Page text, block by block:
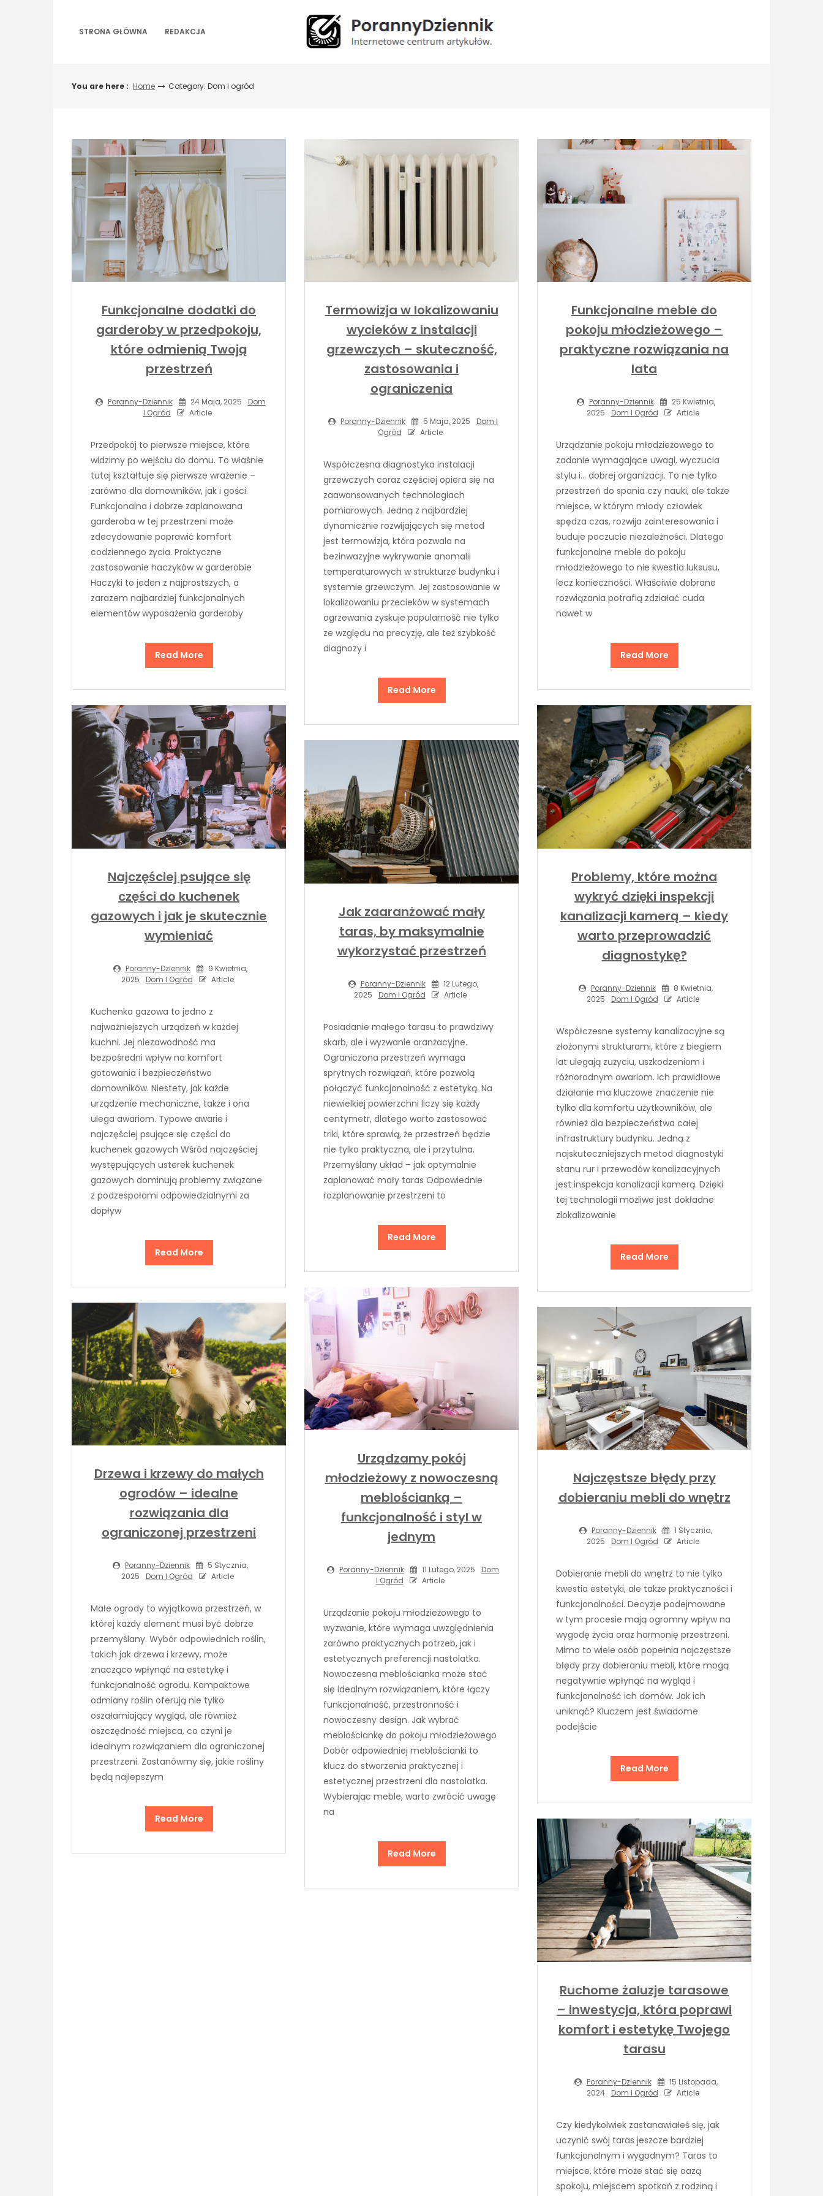
STRONA GŁÓWNA REDAKCJA
You are here : Home Category: Dom i ogród
Funkcjonalne dodatki do
garderoby w przedpokoju,
które odmienią Twoją
przestrzeń
Poranny-Dziennik 24 Maja, 2025
Dom
I Ogród
Article
Przedpokój to pierwsze miejsce, które
widzimy po wejściu do domu. To właśnie
tutaj kształtuje się pierwsze wrażenie –
zarówno dla domowników, jak i gości.
Funkcjonalna i dobrze zaplanowana
garderoba w tej przestrzeni może
zdecydowanie poprawić komfort
codziennego życia. Praktyczne
zastosowanie haczyków w garderobie
Haczyki to jeden z najprostszych, a
zarazem najbardziej funkcjonalnych
elementów wyposażenia garderoby
Read More
Termowizja w lokalizowaniu
wycieków z instalacji
grzewczych – skuteczność,
zastosowania i
ograniczenia
Poranny-Dziennik 5 Maja, 2025
Dom I
Ogród
Article
Współczesna diagnostyka instalacji
grzewczych coraz częściej opiera się na
zaawansowanych technologiach
pomiarowych. Jedną z najbardziej
dynamicznie rozwijających się metod
jest termowizja, która pozwala na
bezinwazyjne wykrywanie anomalii
temperaturowych w strukturze budynku i
systemie grzewczym. Jej zastosowanie w
lokalizowaniu przecieków w systemach
ogrzewania zyskuje popularność nie tylko
ze względu na precyzję, ale też szybkość
diagnozy i
Read More
Funkcjonalne meble do
pokoju młodzieżowego –
praktyczne rozwiązania na
lata
Poranny-Dziennik
25 Kwietnia,
2025
Dom I Ogród Article
Urządzanie pokoju młodzieżowego to
zadanie wymagające uwagi, wyczucia
stylu i… dobrej organizacji. To nie tylko
przestrzeń do spania czy nauki, ale także
miejsce, w którym młody człowiek
spędza czas, rozwija zainteresowania i
buduje poczucie niezależności. Dlatego
funkcjonalne meble do pokoju
młodzieżowego to nie kwestia luksusu,
lecz konieczności. Właściwie dobrane
rozwiązania potrafią zdziałać cuda
nawet w
Read More
Najczęściej psujące się
części do kuchenek
gazowych i jak je skutecznie
wymieniać
Poranny-Dziennik
9 Kwietnia,
2025
Dom I Ogród Article
Kuchenka gazowa to jedno z
najważniejszych urządzeń w każdej
kuchni. Jej niezawodność ma
bezpośredni wpływ na komfort
gotowania i bezpieczeństwo
domowników. Niestety, jak każde
urządzenie mechaniczne, także i ona
ulega awariom. Typowe awarie i
najczęściej psujące się części do
kuchenek gazowych Wśród najczęściej
występujących usterek kuchenek
gazowych dominują problemy związane
z podzespołami odpowiedzialnymi za
dopływ
Read More
Problemy, które można
wykryć dzięki inspekcji
kanalizacji kamerą – kiedy
warto przeprowadzić
diagnostykę?
Poranny-Dziennik
8 Kwietnia,
2025
Dom I Ogród Article
Współczesne systemy kanalizacyjne są
złożonymi strukturami, które z biegiem
lat ulegają zużyciu, uszkodzeniom i
różnorodnym awariom. Ich prawidłowe
działanie ma kluczowe znaczenie nie
tylko dla komfortu użytkowników, ale
również dla bezpieczeństwa całej
infrastruktury budynku. Jedną z
najskuteczniejszych metod diagnostyki
stanu rur i przewodów kanalizacyjnych
jest inspekcja kanalizacji kamerą. Dzięki
tej technologii możliwe jest dokładne
zlokalizowanie
Read More
Jak zaaranżować mały
taras, by maksymalnie
wykorzystać przestrzeń
Poranny-Dziennik
12 Lutego,
2025
Dom I Ogród Article
Posiadanie małego tarasu to prawdziwy
skarb, ale i wyzwanie aranżacyjne.
Ograniczona przestrzeń wymaga
sprytnych rozwiązań, które pozwolą
połączyć funkcjonalność z estetyką. Na
niewielkiej powierzchni liczy się każdy
centymetr, dlatego warto zastosować
triki, które sprawią, że przestrzeń będzie
nie tylko praktyczna, ale i przytulna.
Przemyślany układ – jak optymalnie
zaplanować mały taras Odpowiednie
rozplanowanie przestrzeni to
Read More
Urządzamy pokój
młodzieżowy z nowoczesną
meblościanką –
funkcjonalność i styl w
jednym
Poranny-Dziennik 11 Lutego, 2025
Dom
I Ogród
Article
Urządzanie pokoju młodzieżowego to
wyzwanie, które wymaga uwzględnienia
zarówno praktycznych potrzeb, jak i
estetycznych preferencji nastolatka.
Nowoczesna meblościanka może stać
się idealnym rozwiązaniem, które łączy
funkcjonalność, przestronność i
nowoczesny design. Jak wybrać
meblościankę do pokoju młodzieżowego
Dobór odpowiedniej meblościanki to
klucz do stworzenia praktycznej i
estetycznej przestrzeni dla nastolatka.
Wybierając meble, warto zwrócić uwagę
na
Read More
Drzewa i krzewy do małych
ogrodów – idealne
rozwiązania dla
ograniczonej przestrzeni
Poranny-Dziennik
5 Stycznia,
2025
Dom I Ogród Article
Małe ogrody to wyjątkowa przestrzeń, w
której każdy element musi być dobrze
przemyślany. Wybór odpowiednich roślin,
takich jak drzewa i krzewy, może
znacząco wpłynąć na estetykę i
funkcjonalność ogrodu. Kompaktowe
odmiany roślin oferują nie tylko
oszałamiający wygląd, ale również
oszczędność miejsca, co czyni je
idealnym rozwiązaniem dla ograniczonej
przestrzeni. Zastanówmy się, jakie rośliny
będą najlepszym
Read More
Najczęstsze błędy przy
dobieraniu mebli do wnętrz
Poranny-Dziennik
1 Stycznia,
2025
Dom I Ogród Article
Dobieranie mebli do wnętrz to nie tylko
kwestia estetyki, ale także praktyczności i
funkcjonalności. Decyzje podejmowane
w tym procesie mają ogromny wpływ na
wygodę życia oraz harmonię przestrzeni.
Mimo to wiele osób popełnia najczęstsze
błędy przy dobieraniu mebli, które mogą
negatywnie wpłynąć na wygląd i
funkcjonalność ich domów. Jak ich
uniknąć? Kluczem jest świadome
podejście
Read More
Ruchome żaluzje tarasowe
– inwestycja, która poprawi
komfort i estetykę Twojego
tarasu
Poranny-Dziennik
15 Listopada,
2024
Dom I Ogród Article
Czy kiedykolwiek zastanawiałeś się, jak
uczynić swój taras jeszcze bardziej
funkcjonalnym i wygodnym? Taras to
miejsce, które może stać się oazą
spokoju, miejscem spotkań z rodziną i